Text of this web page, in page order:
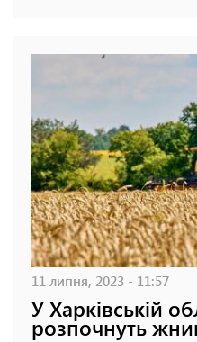
11 липня, 2023 - 11:57
У Харківській
розпочнуть